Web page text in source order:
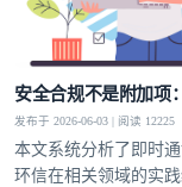
安全合规不是附加项
发布于 2026-06-03 | 阅读 12225
本文系统分析了即时
环信在相关领域的实践